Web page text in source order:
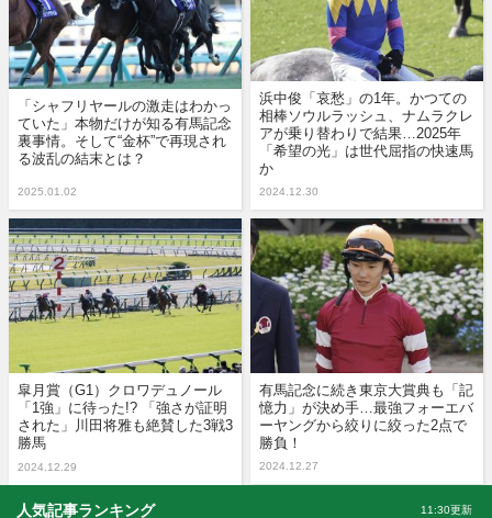
「シャフリヤールの激走はわかっ
ていた」本物だけが知る有馬記念
裏事情。そして“金杯”で再現され
る波乱の結末とは？
2025.01.02
浜中俊「哀愁」の1年。かつての
相棒ソウルラッシュ、ナムラクレ
アが乗り替わりで結果…2025年
「希望の光」は世代屈指の快速馬
か
2024.12.30
皐月賞（G1）クロワデュノール
「1強」に待った!? 「強さが証明
された」川田将雅も絶賛した3戦3
勝馬
2024.12.29
有馬記念に続き東京大賞典も「記
憶力」が決め手…最強フォーエバ
ーヤングから絞りに絞った2点で
勝負！
2024.12.27
人気記事ランキング 11:30更新